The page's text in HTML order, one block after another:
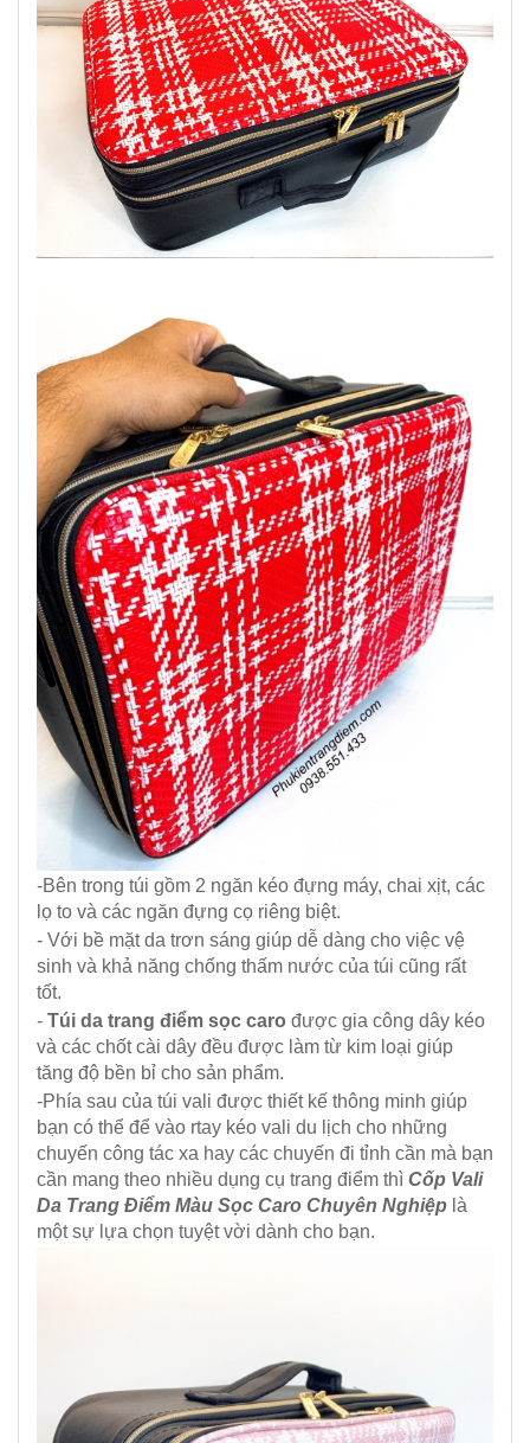
-Bên trong túi gồm 2 ngăn kéo đựng máy, chai xịt, các
lọ to và các ngăn đựng cọ riêng biệt.
- Với bề mặt da trơn sáng giúp dễ dàng cho việc vệ
sinh và khả năng chống thấm nước của túi cũng rất
tốt.
- Túi da trang điểm sọc caro được gia công dây kéo
và các chốt cài dây đều được làm từ kim loại giúp
tăng độ bền bỉ cho sản phẩm.
-Phía sau của túi vali được thiết kế thông minh giúp
bạn có thể để vào rtay kéo vali du lịch cho những
chuyến công tác xa hay các chuyến đi tỉnh cần mà bạn
cần mang theo nhiều dụng cụ trang điểm thì Cốp Vali
Da Trang Điểm Màu Sọc Caro Chuyên Nghiệp là
một sự lựa chọn tuyệt vời dành cho bạn.